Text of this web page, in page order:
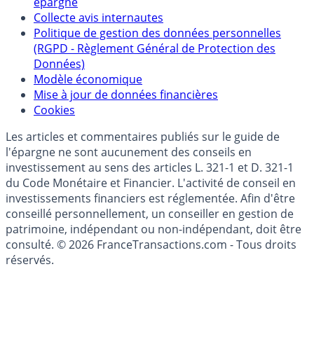
Politique de référencement des placements
épargne
Collecte avis internautes
Politique de gestion des données personnelles
(RGPD - Règlement Général de Protection des
Données)
Modèle économique
Mise à jour de données financières
Cookies
Les articles et commentaires publiés sur le guide de
l'épargne ne sont aucunement des conseils en
investissement au sens des articles L. 321-1 et D. 321-1
du Code Monétaire et Financier. L'activité de conseil en
investissements financiers est réglementée. Afin d'être
conseillé personnellement, un conseiller en gestion de
patrimoine, indépendant ou non-indépendant, doit être
consulté. © 2026 FranceTransactions.com - Tous droits